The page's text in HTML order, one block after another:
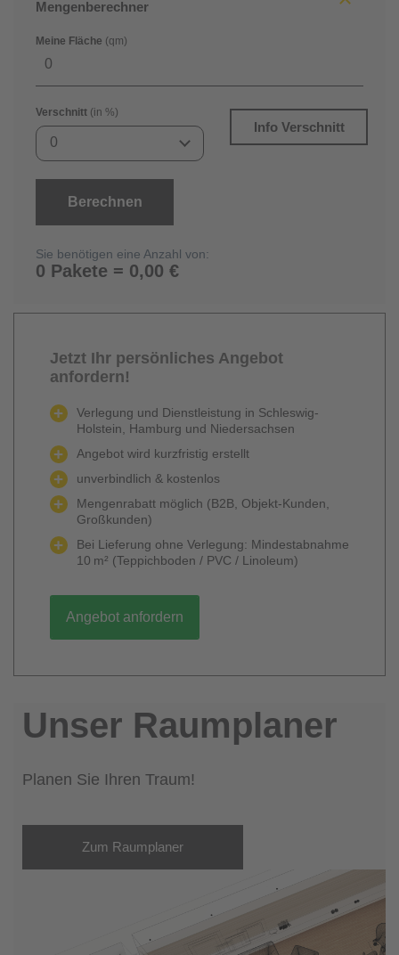
Mengenberechner
Meine Fläche (qm)
Verschnitt (in %)
0
Info Verschnitt
Berechnen
Sie benötigen eine Anzahl von:
0 Pakete = 0,00 €
Jetzt Ihr persönliches Angebot
anfordern!
Verlegung und Dienstleistung in Schleswig-
Holstein, Hamburg und Niedersachsen
Angebot wird kurzfristig erstellt
unverbindlich & kostenlos
Mengenrabatt möglich (B2B, Objekt-Kunden,
Großkunden)
Bei Lieferung ohne Verlegung: Mindestabnahme
10 m² (Teppichboden / PVC / Linoleum)
Angebot anfordern
Unser Raumplaner
Planen Sie Ihren Traum!
Zum Raumplaner